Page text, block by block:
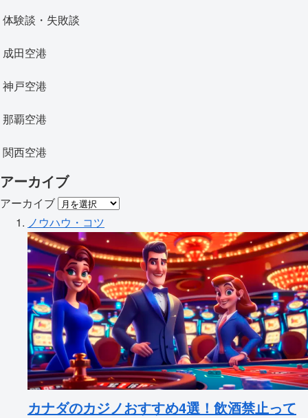
体験談・失敗談
成田空港
神戸空港
那覇空港
関西空港
アーカイブ
アーカイブ
ノウハウ・コツ
カナダのカジノおすすめ4選！飲酒禁止って